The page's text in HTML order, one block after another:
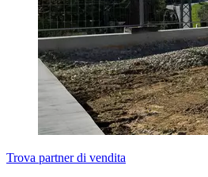
Trova partner di vendita